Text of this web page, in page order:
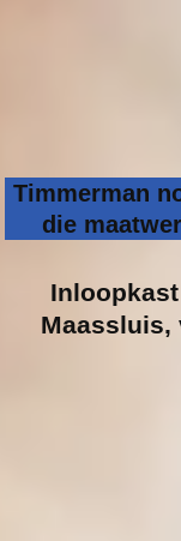
Timmerman
die
Inloopk
Maassluis,